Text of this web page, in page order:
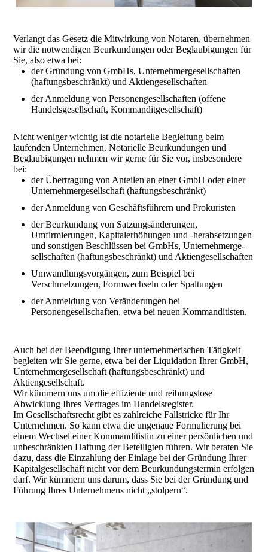
Verlangt das Gesetz die Mitwirkung von Notaren, übernehmen
wir die notwendigen Beurkundungen oder Beglaubigungen für
Sie, also etwa bei:
der Gründung von GmbHs, Unternehmergesellschaften
(haftungsbeschränkt) und Aktiengesellschaften
der Anmeldung von Personengesellschaften (offene
Handelsgesellschaft, Kommanditgesellschaft)
Nicht weniger wichtig ist die notarielle Begleitung beim
laufenden Unternehmen. Notarielle Beurkundungen und
Beglaubigungen nehmen wir gerne für Sie vor, insbesondere
bei:
der Übertragung von Anteilen an einer GmbH oder einer
Unternehmer­ge­sel­l­schaft (haftungsbeschränkt)
der Anmeldung von Geschäftsführern und Prokuristen
der Beurkundung von Satzungsänderungen,
Umfirmierungen, Kapitalerhöhungen und -herabsetzungen
und sonstigen Beschlüssen bei GmbHs, Unternehmer­ge­
sellschaften (haftungsbeschränkt) und Aktiengesellschaften
Umwandlungsvorgängen, zum Beispiel bei
Verschmelzungen, Formwechseln oder Spaltungen
der Anmeldung von Veränderungen bei
Personengesellschaften, etwa bei neuen Kommanditisten.
Auch bei der Beendigung Ihrer unternehmerischen Tätigkeit
begleiten wir Sie gerne, etwa bei der Liquidation Ihrer GmbH,
Unternehmergesellschaft (haftungs­be­schränkt) und
Aktiengesellschaft.
Wir kümmern uns um die effiziente und reibungslose
Abwicklung Ihres Vertrages im Handelsregister.
Im Gesellschaftsrecht gibt es zahlreiche Fallstricke für Ihr
Unternehmen. So kann etwa die ungenaue Formulierung bei
einem Wechsel einer Kommanditistin zu einer persönlichen und
unbeschränkten Haftung der Beteiligten führen. Wir beraten Sie
dazu, dass die Einzahlung der Einlage bei der Gründung Ihrer
Kapitalgesellschaft nicht vor dem Beurkundungstermin erfolgen
darf. Wir kümmern uns darum, dass Sie bei der Gründung und
Führung Ihres Unternehmens nicht „stolpern“.